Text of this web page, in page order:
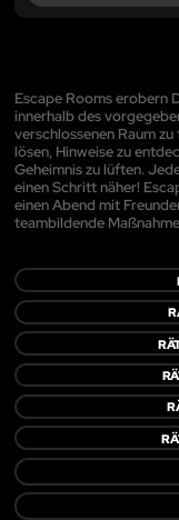
Escape Rooms erobern
innerhalb des
verschlossenen Raum
lösen, Hinweise zu
Geheimnis zu lüften.
einen Schritt näher!
einen Abend mit
teambildende